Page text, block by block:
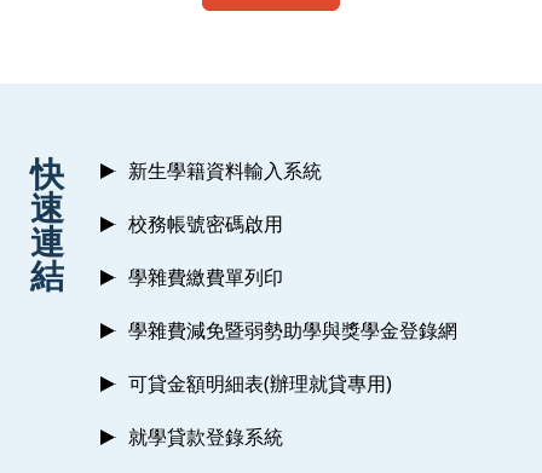
快
速
連
結
新生學籍資料輸入系統
校務帳號密碼啟用
學雜費繳費單列印
學雜費減免暨弱勢助學與獎學金登錄網
可貸金額明細表(辦理就貸專用)
就學貸款登錄系統